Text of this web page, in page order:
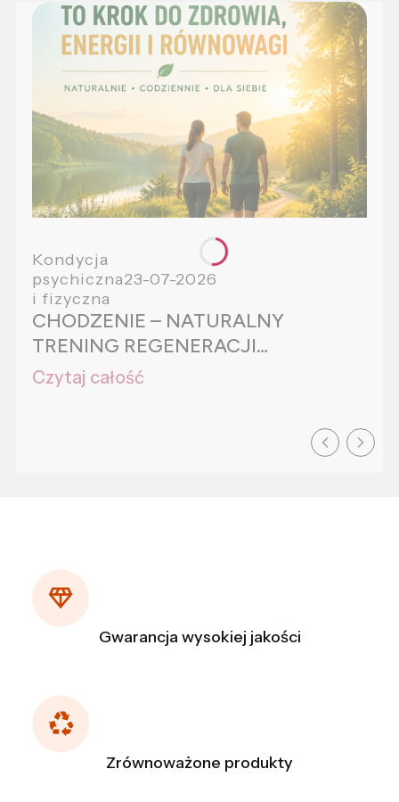
Kondycja
psychiczna
i fizyczna
23-07-2026
CHODZENIE – NATURALNY
TRENING REGENERACJI
ORGANIZMU
Czytaj całość
Gwarancja wysokiej jakości
Zrównoważone produkty